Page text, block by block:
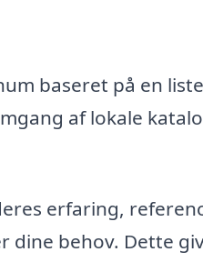
baseret på en
af lokale
erfaring,
dine behov. Dette